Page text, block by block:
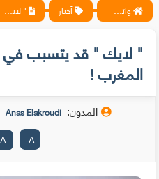
واتس آب ، فيسبوك ، أنترنت ، شروحات تقنية حصرية - المحترف أخبار " لايك " قد يتسبب في دخول السجن في المغرب !
" لايك " قد يتسبب
المغرب !
المدون: Anas Elakroudi
A
-
A